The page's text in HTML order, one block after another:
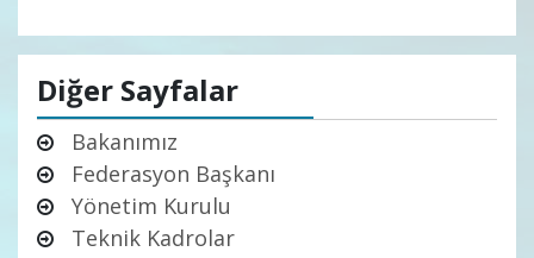
Diğer Sayfalar
Bakanımız
Federasyon Başkanı
Yönetim Kurulu
Teknik Kadrolar